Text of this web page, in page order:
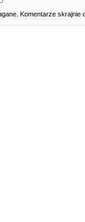
Komentarze skrajnie